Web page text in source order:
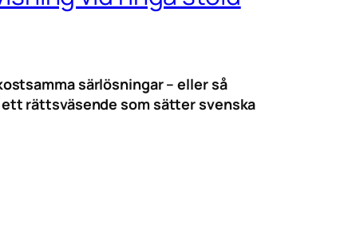
särlösningar – eller så
rättsväsende som sätter svenska